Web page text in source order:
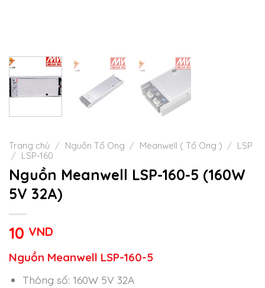
Trang chủ / Nguồn Tổ Ong / Meanwell ( Tổ Ong ) / LSP
/ LSP-160
Nguồn Meanwell LSP-160-5 (160W
5V 32A)
10 VND
Nguồn Meanwell LSP-160-5
Thông số: 160W 5V 32A